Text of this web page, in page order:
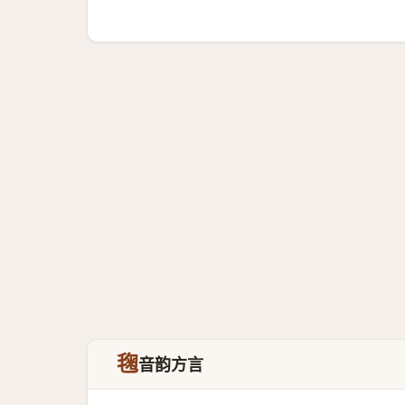
毱音韵方言